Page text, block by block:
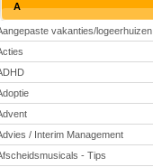
A
vakanties/logeerhuizen
/ Interim Management
- Tips